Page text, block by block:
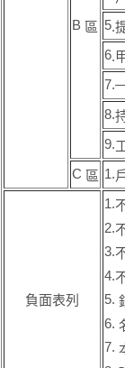
B 區 5.
6.
8.
9.
C 區 1.
負面表列
1.
2.
3.
4.
5.
6.
7.